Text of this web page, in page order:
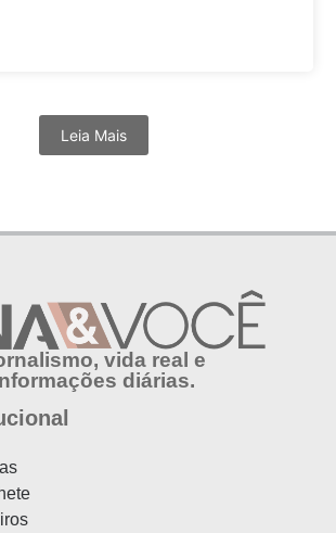
Leia Mais
vida real e
diárias.